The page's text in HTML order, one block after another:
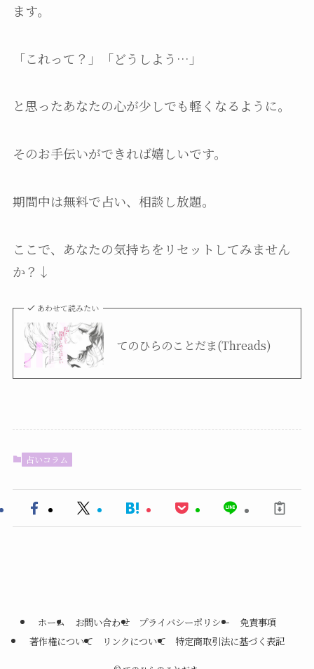
ます。
「これって？」「どうしよう…」
と思ったあなたの心が少しでも軽くなるように。
そのお手伝いができれば嬉しいです。
期間中は無料で占い、相談し放題。
ここで、あなたの気持ちをリセットしてみません
か？↓
あわせて読みたい
てのひらのことだま(Threads)
占いコラム
ホーム お問い合わせ プライバシーポリシー
免責事項
著作権について
リンクについて 特定商取引法に基づく表記